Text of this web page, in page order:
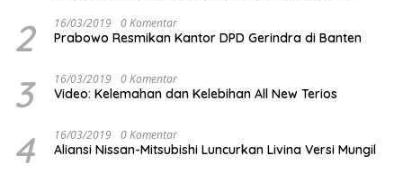
2 16/03/2019 0 Komentar
Prabowo Resmikan Kantor DPD Gerindra di Banten
3 16/03/2019 0 Komentar
Video: Kelemahan dan Kelebihan All New Terios
4 16/03/2019 0 Komentar
Aliansi Nissan-Mitsubishi Luncurkan Livina Versi Mungil